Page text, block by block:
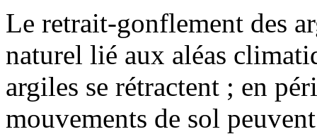
Le retrait-gonflement des
naturel lié aux aléas
argiles se rétractent ; en
mouvements de sol